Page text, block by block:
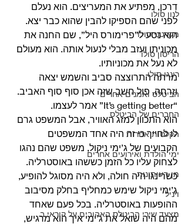
לנון סולו
מקרטני סולו
הריסון סולו
רינגו סולו
הביטלס ואמנים אחרים
החברים של הביטלס
הקלטות אחרות
ימי הולדת ואירועים אחרים
מן העיתונות
ויניל
מצעד שירי הביטלס האהובים על קוראי ב
דרכן, מפתיע את המעריצים. הוא נעלם
לפני שהם הספיקו להבין שהוא כבר יצא.
הוא נסע ל”פרימורס היל”, שם החנה את
מכוניתו ועזב מבלי לנעול אותה. הוא מעולם
לא נעל את מכוניותיו.
מרתה התרוצצה סביב והשמש יצאה
וזרחה. פול חשב שזה אכן סוף סוף האביב.
“It’s getting better” אמר לעצמו.
הוא התכוון למזג האוויר, אבל המשפט גרם
לו לחייך כי זה היה אחד המשפטים
הקבועים של ג’ימי ניקול, משפט שהם נהגו
לצחוק עליו כל הזמן כששהו באוסטרליה.
כשרינגו היה חולה, ולא היה מסוגל להופיע,
ג’ימי ניקול שימש כמחליף בחלק מסיבוב
ההופעות באוסטרליה. בכל פעם שאחד
מהם היה שואל את ג’ימי איך הוא מרגיש,